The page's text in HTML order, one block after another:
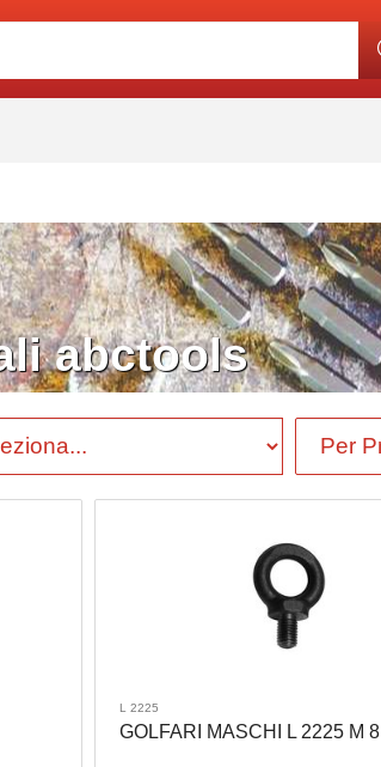
abctools
L 2225
GOLFARI MASCHI L 2225 M 8